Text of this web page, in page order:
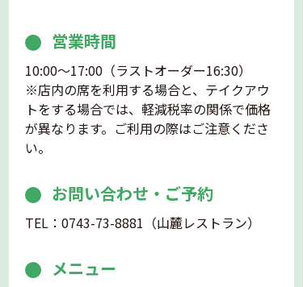
営業時間
10:00～17:00（ラストオーダー16:30）
※店内の席を利用する場合と、テイクアウ
トをする場合では、軽減税率の関係で価格
が異なります。ご利用の際はご注意くださ
い。
お問い合わせ・ご予約
TEL：0743-73-8881（山麓レストラン）
メニュー